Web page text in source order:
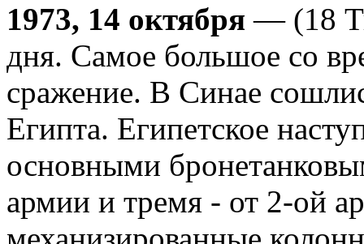
1973, 14 октября — (18
дня. Самое большое со
сражение. В Синае
Египта. Египетское
основными
армии и тремя - от 2-ой